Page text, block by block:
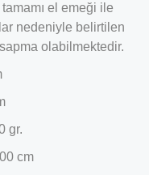
el emeği ile
nedeniyle belirtilen
olabilmektedir.
gr.
cm